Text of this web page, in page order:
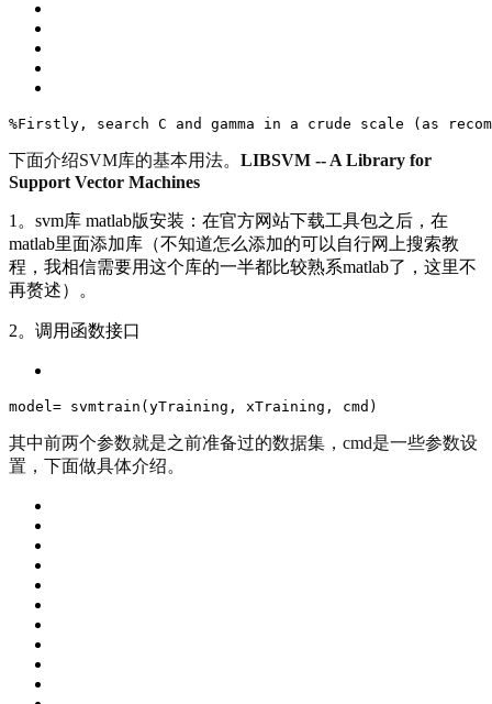
%Firstly, search C and gamma in a crude scale (as
下面介绍SVM库的基本用法。 LIBSVM -- A Library for
Support Vector Machines
1。svm库 matlab版安装：在官方网站下载工具包之后，在
matlab里面添加库（不知道怎么添加的可以自行网上搜索教
程，我相信需要用这个库的一半都比较熟系matlab了，这里不
再赘述）。
2。调用函数接口
model= svmtrain(yTraining, xTraining, cmd)
其中前两个参数就是之前准备过的数据集，cmd是一些参数设
置，下面做具体介绍。